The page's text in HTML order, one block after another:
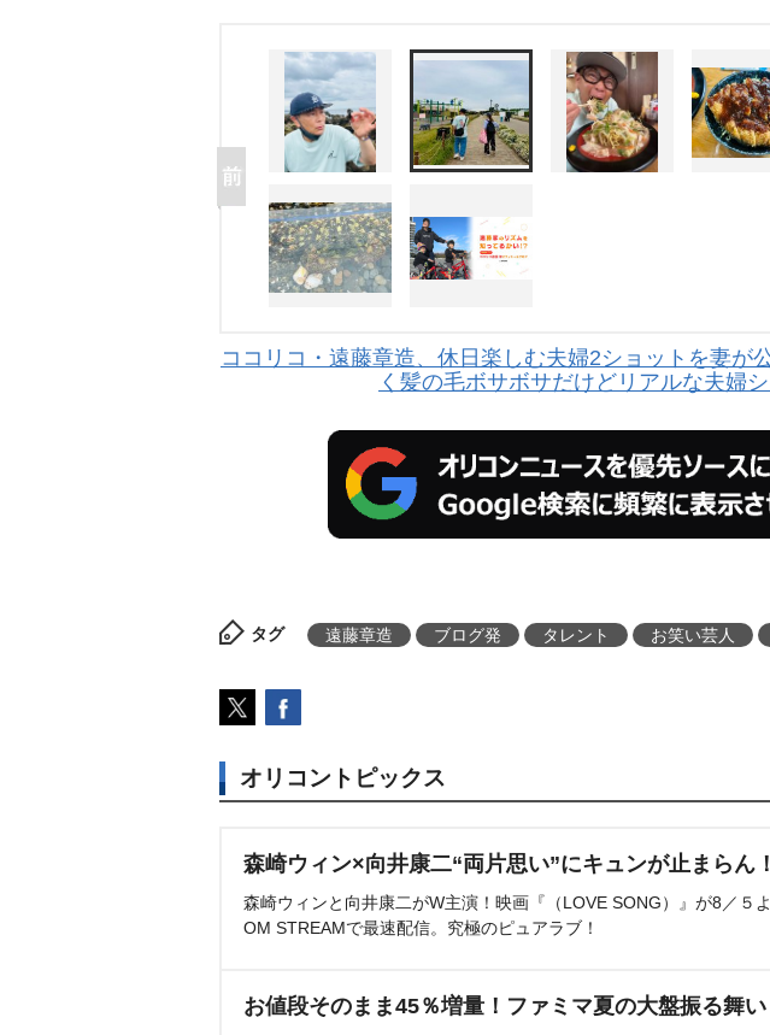
ココリコ・遠藤章造、休日楽しむ夫婦2ショットを妻が
く髪の毛ボサボサだけどリアルな夫婦シ
タグ 遠藤章造 ブログ発 タレント お笑い芸人
オリコントピックス
森崎ウィン×向井康二“両片思い”にキュンが止まらん！
森崎ウィンと向井康二がW主演！映画『（LOVE SONG）』が8／５
OM STREAMで最速配信。究極のピュアラブ！
お値段そのまま45％増量！ファミマ夏の大盤振る舞い